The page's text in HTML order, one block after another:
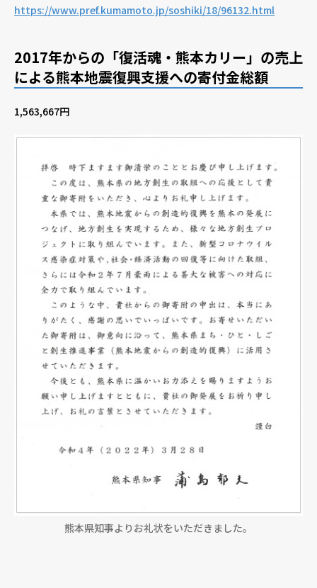
https://www.pref.kumamoto.jp/soshiki/18/96132.html
2017年からの「復活魂・熊本カリー」の売上
による熊本地震復興支援への寄付金総額
1,563,667円
熊本県知事よりお礼状をいただきました。